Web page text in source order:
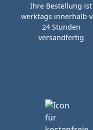
Ihre Bestellung ist
werktags innerhalb
24 Stunden
versandfertig